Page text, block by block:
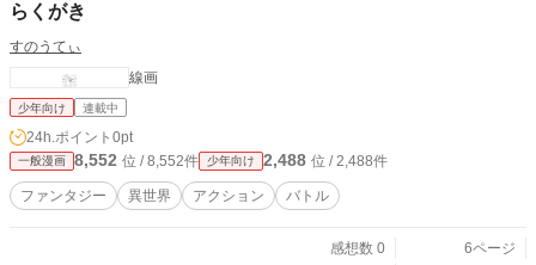
らくがき
すのうてぃ
線画
少年向け 連載中
24h.ポイント 0pt
一般漫画 8,552 位 / 8,552件 少年向け 2,488 位 / 2,488件
ファンタジー 異世界 アクション バトル
感想数 0
6ページ